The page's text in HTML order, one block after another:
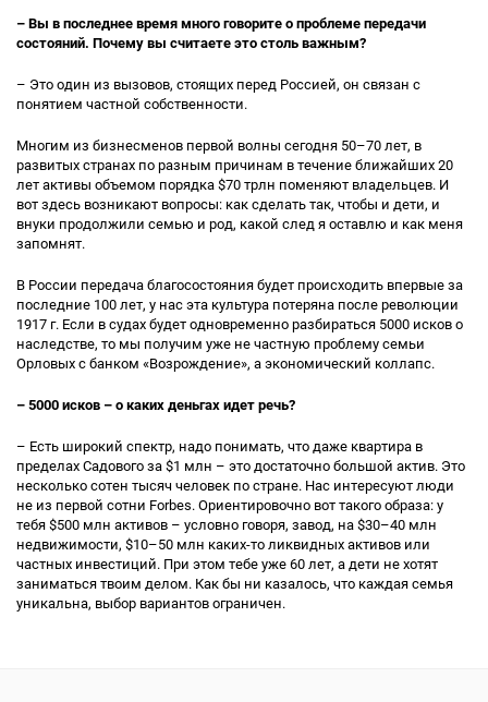
– Вы в последнее время много говорите о проблеме передачи
состояний. Почему вы считаете это столь важным?
– Это один из вызовов, стоящих перед Россией, он связан с
понятием частной собственности.
Многим из бизнесменов первой волны сегодня 50–70 лет, в
развитых странах по разным причинам в течение ближайших 20
лет активы объемом порядка $70 трлн поменяют владельцев. И
вот здесь возникают вопросы: как сделать так, чтобы и дети, и
внуки продолжили семью и род, какой след я оставлю и как меня
запомнят.
В России передача благосостояния будет происходить впервые за
последние 100 лет, у нас эта культура потеряна после революции
1917 г. Если в судах будет одновременно разбираться 5000 исков о
наследстве, то мы получим уже не частную проблему семьи
Орловых с банком «Возрождение», а экономический коллапс.
– 5000 исков – о каких деньгах идет речь?
– Есть широкий спектр, надо понимать, что даже квартира в
пределах Садового за $1 млн – это достаточно большой актив. Это
несколько сотен тысяч человек по стране. Нас интересуют люди
не из первой сотни Forbes. Ориентировочно вот такого образа: у
тебя $500 млн активов – условно говоря, завод, на $30–40 млн
недвижимости, $10–50 млн каких-то ликвидных активов или
частных инвестиций. При этом тебе уже 60 лет, а дети не хотят
заниматься твоим делом. Как бы ни казалось, что каждая семья
уникальна, выбор вариантов ограничен.